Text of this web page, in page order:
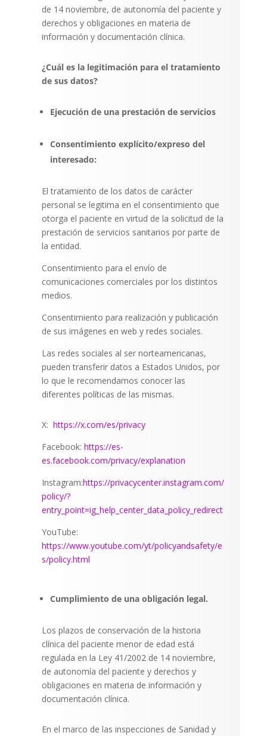
de 14 noviembre, de autonomía del paciente y
derechos y obligaciones en materia de
información y documentación clínica.
¿Cuál es la legitimación para el tratamiento
de sus datos?
Ejecución de una prestación de servicios
Consentimiento explícito/expreso del
interesado:
El tratamiento de los datos de carácter
personal se legitima en el consentimiento que
otorga el paciente en virtud de la solicitud de la
prestación de servicios sanitarios por parte de
la entidad.
Consentimiento para el envío de
comunicaciones comerciales por los distintos
medios.
Consentimiento para realización y publicación
de sus imágenes en web y redes sociales.
Las redes sociales al ser norteamericanas,
pueden transferir datos a Estados Unidos, por
lo que le recomendamos conocer las
diferentes políticas de las mismas.
X: https://x.com/es/privacy
Facebook: https://es-
es.facebook.com/privacy/explanation
Instagram:https://privacycenter.instagram.com/
policy/?
entry_point=ig_help_center_data_policy_redirect
YouTube:
https://www.youtube.com/yt/policyandsafety/e
s/policy.html
Cumplimiento de una obligación legal.
Los plazos de conservación de la historia
clínica del paciente menor de edad está
regulada en la Ley 41/2002 de 14 noviembre,
de autonomía del paciente y derechos y
obligaciones en materia de información y
documentación clínica.
En el marco de las inspecciones de Sanidad y